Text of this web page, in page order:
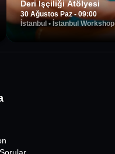
Deri İşçiliği Atölyesi
30 Ağustos Paz - 09:00
İstanbul• İstanbul Workshop